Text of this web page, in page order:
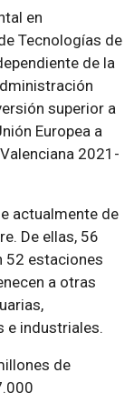
en
Tecnologías de
de la
superior a
Europea a
2021-
actualmente de
De ellas, 56
52 estaciones
a otras
e industriales.
de